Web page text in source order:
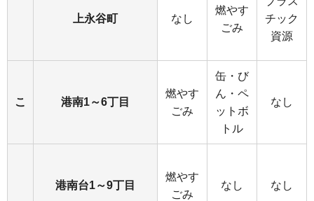
上永谷町 なし
燃やす
ごみ
チック
資源
こ 港南1～6丁目
燃やす
ごみ
缶・び
ん・ペ
ットボ
トル
なし
港南台1～9丁目
燃やす
ごみ
なし なし